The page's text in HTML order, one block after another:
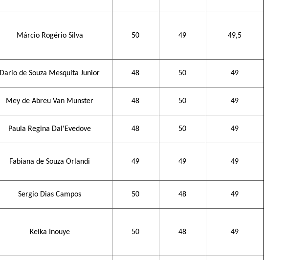
Márcio Rogério Silva 50 49 49,5
Dario de Souza Mesquita Junior 48 50 49
Mey de Abreu Van Munster 48 50 49
Paula Regina Dal'Evedove 48 50 49
Fabiana de Souza Orlandi 49 49 49
Sergio Dias Campos 50 48 49
Keika Inouye 50 48 49